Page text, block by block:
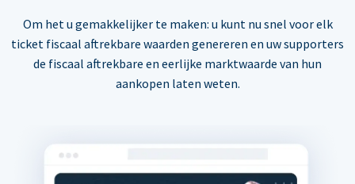
Om het u gemakkelijker te maken: u kunt nu snel voor elk
ticket fiscaal aftrekbare waarden genereren en uw supporters
de fiscaal aftrekbare en eerlijke marktwaarde van hun
aankopen laten weten.